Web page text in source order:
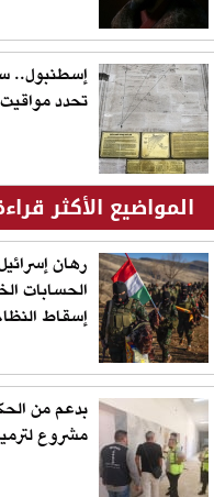
إسطنبول..
تحدد مواقيت
المواضيع الأكثر
رهان
الحسابات
إسقاط
بدعم من
مشروع